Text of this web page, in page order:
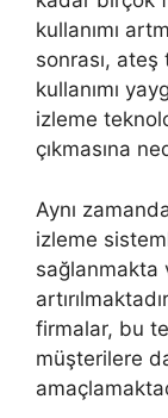
kullanımı
sonrası, ateş
kullanımı
izleme
çıkmasına
Aynı
izleme
sağlanmakta
firmalar, bu
müşterilere